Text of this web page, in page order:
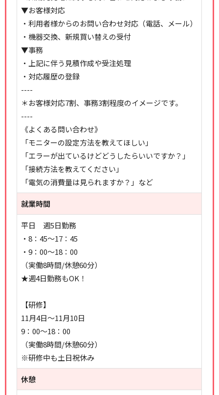
▼お客様対応
・利用者様からのお問い合わせ対応（電話、メール）
・機器交換、新規買い替えの受付
▼事務
・上記に伴う見積作成や受注処理
・対応履歴の登録
----
＊お客様対応7割、事務3割程度のイメージです。
----
《よくある問い合わせ》
「モニターの設定方法を教えてほしい」
「エラーが出ているけどどうしたらいいですか？」
「接続方法を教えてください」
「電気の消費量は見られますか？」など
就業時間
平日 週5日勤務
・8：45～17：45
・9：00～18：00
（実働8時間/休憩60分）
★週4日勤務もOK！
【研修】
11月4日～11月10日
9：00～18：00
（実働8時間/休憩60分）
※研修中も土日祝休み
休憩